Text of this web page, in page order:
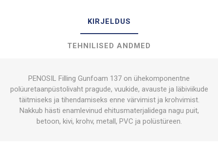
KIRJELDUS
TEHNILISED ANDMED
PENOSIL Filling Gunfoam 137 on ühekomponentne
polüuretaanpüstolivaht pragude, vuukide, avauste ja läbiviikude
täitmiseks ja tihendamiseks enne värvimist ja krohvimist.
Nakkub hästi enamlevinud ehitusmaterjalidega nagu puit,
betoon, kivi, krohv, metall, PVC ja polüstüreen.